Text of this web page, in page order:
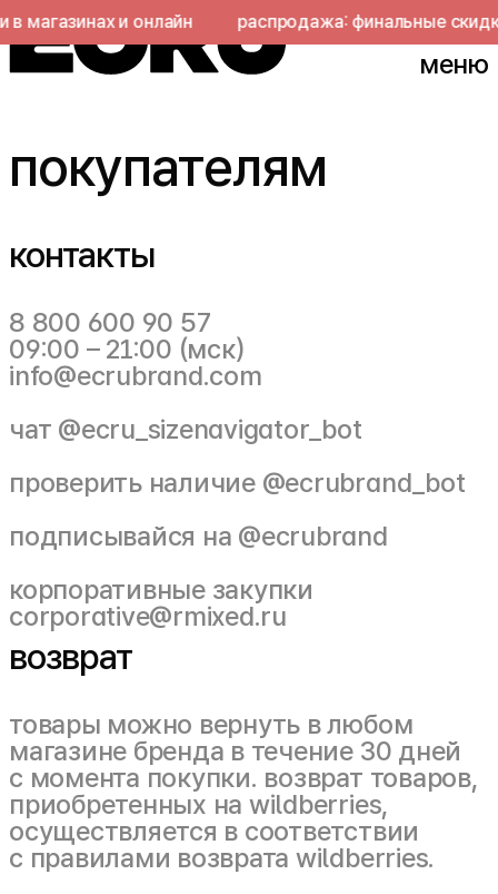
магазинах и онлайн распродажа: финальные
меню
покупателям
контакты
8 800 600 90 57
09:00 – 21:00 (мск)
info@ecrubrand.com
чат @ecru_sizenavigator_bot
проверить наличие @ecrubrand_bot
подписывайся на @ecrubrand
корпоративные закупки
corporative@rmixed.ru
возврат
товары можно вернуть в любом
магазине бренда в течение 30 дней
с момента покупки. возврат товаров,
приобретенных на wildberries,
осуществляется в соответствии
с правилами возврата wildberries.